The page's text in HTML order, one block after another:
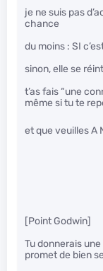
je ne suis pas
chance
du moins : SI
sinon, elle se
t’as fais “une
même si tu te
et que veuilles A
[Point Godwin]
Tu donnerais
promet de bien